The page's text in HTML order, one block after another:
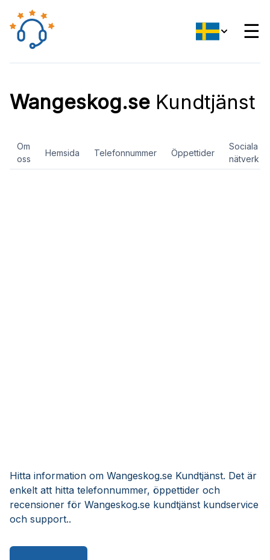
☰
Wangeskog.se Kundtjänst
Om
oss
Hemsida Telefonnummer Öppettider
Sociala
nätverk
Hitta information om Wangeskog.se Kundtjänst. Det är
enkelt att hitta telefonnummer, öppettider och
recensioner för Wangeskog.se kundtjänst kundservice
och support..